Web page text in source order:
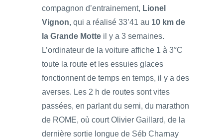
compagnon d’entrainement, Lionel
Vignon, qui a réalisé 33’41 au 10 km de
la Grande Motte il y a 3 semaines.
L’ordinateur de la voiture affiche 1 à 3°C
toute la route et les essuies glaces
fonctionnent de temps en temps, il y a des
averses. Les 2 h de routes sont vites
passées, en parlant du semi, du marathon
de ROME, où court Olivier Gaillard, de la
dernière sortie longue de Séb Charnay